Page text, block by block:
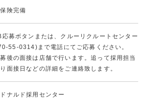
険完備
応募ボタンまたは、クルーリクルートセンター
55-0314)まで電話にてご応募ください。
後の面接は店舗で行います。追って採用担当
面接日などの詳細をご連絡致します。
ナルド採用センター